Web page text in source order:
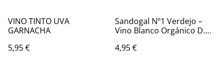
VINO TINTO UVA
GARNACHA
5,95 €
Sandogal Nº1 Verdejo –
Vino Blanco Orgánico D.O.
4,95 €